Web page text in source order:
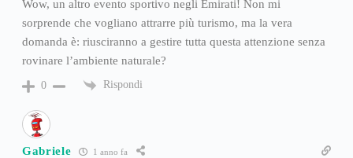
Wow, un altro evento sportivo negli Emirati! Non mi
sorprende che vogliano attrarre più turismo, ma la vera
domanda è: riusciranno a gestire tutta questa attenzione senza
rovinare l’ambiente naturale?
0 Rispondi
Gabriele 1 anno fa